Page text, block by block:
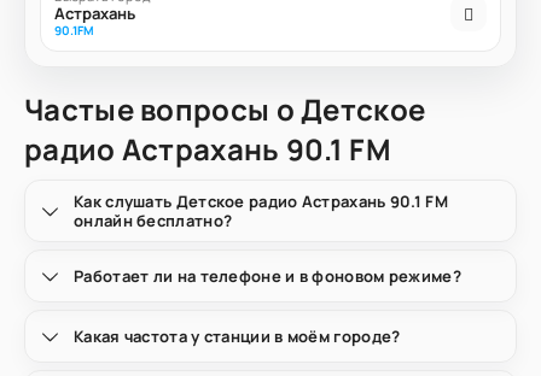
Астрахань
90.1FM
Частые вопросы о Детское
радио Астрахань 90.1 FM
Как слушать Детское радио Астрахань 90.1 FM
онлайн бесплатно?
Работает ли на телефоне и в фоновом режиме?
Какая частота у станции в моём городе?